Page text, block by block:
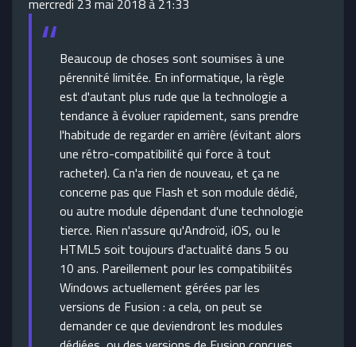
Beaucoup de choses sont soumises à une
pérennité limitée. En informatique, la règle
est d'autant plus rude que la technologie a
tendance à évoluer rapidement, sans prendre
l'habitude de regarder en arrière (évitant alors
une rétro-compatibilité qui force à tout
racheter). Ca n'a rien de nouveau, et ça ne
concerne pas que Flash et son module dédié,
ou autre module dépendant d'une technologie
tierce. Rien n'assure qu'Androïd, iOS, ou le
HTML5 soit toujours d'actualité dans 5 ou
10 ans. Pareillement pour les compatibilités
Windows actuellement gérées par les
versions de Fusion : a cela, on peut se
demander ce que deviendront les modules